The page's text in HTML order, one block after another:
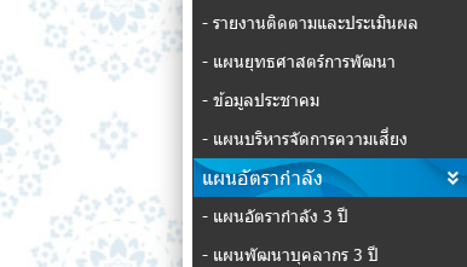
- รายงานติดตามและประเมินผล
- แผนยุทธศาสตร์การพัฒนา
- ข้อมูลประชาคม
- แผนบริหารจัดการความเสี่ยง
แผนอัตรากำลัง
- แผนอัตรากำลัง 3 ปี
- แผนพัฒนาบุคลากร 3 ปี